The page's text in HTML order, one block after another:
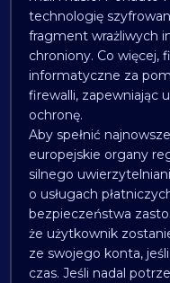
technologię
fragment wrażliwych
chroniony. Co więcej,
informatyczne za
firewalli, zapewniając
ochronę.
Aby spełnić
europejskie organy
silnego
o usługach
bezpieczeństwa
że użytkownik
ze swojego konta,
czas. Jeśli nadal